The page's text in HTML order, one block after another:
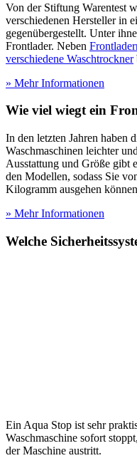
Von der Stiftung Warentest
verschiedenen Hersteller in
gegenübergestellt. Unter
Frontlader. Neben
verschiedene Waschtrockner
» Mehr Informationen
Wie viel wiegt ein
In den letzten Jahren haben
Waschmaschinen leichter
Ausstattung und Größe gibt
den Modellen, sodass Sie
Kilogramm ausgehen
» Mehr Informationen
Welche
Ein Aqua Stop ist sehr
Waschmaschine sofort
der Maschine austritt.